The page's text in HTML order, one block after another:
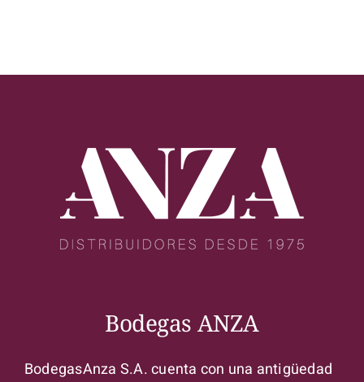
Bodegas ANZA
BodegasAnza S.A. cuenta con una antigüedad